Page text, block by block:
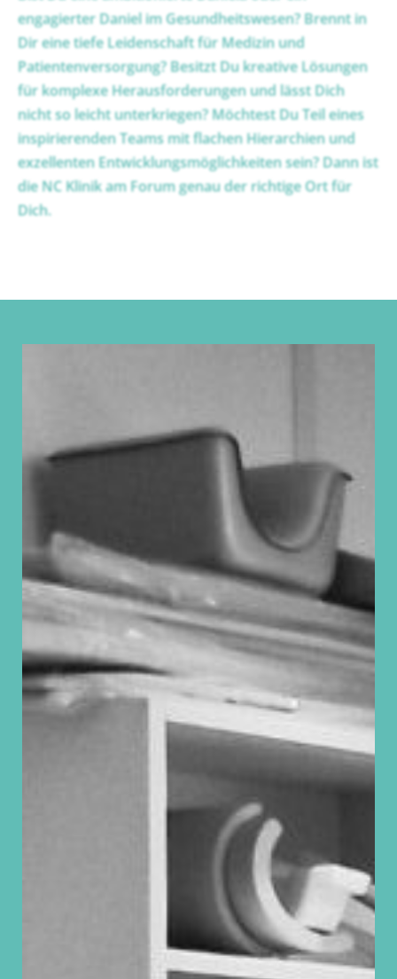
engagierter Daniel im Gesundheitswesen? Brennt in
Dir eine tiefe Leidenschaft für Medizin und
Patientenversorgung? Besitzt Du kreative Lösungen
für komplexe Herausforderungen und lässt Dich
nicht so leicht unterkriegen? Möchtest Du Teil eines
inspirierenden Teams mit flachen Hierarchien und
exzellenten Entwicklungsmöglichkeiten sein? Dann ist
die NC Klinik am Forum genau der richtige Ort für
Dich.